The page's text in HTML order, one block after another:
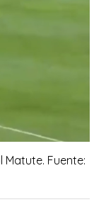
Matute. Fuente: